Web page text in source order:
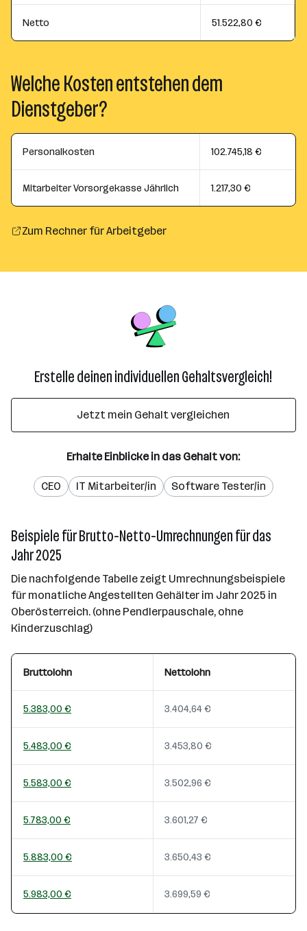
Netto 51.522,80 €
Welche Kosten entstehen dem
Dienstgeber?
Personalkosten 102.745,18 €
Mitarbeiter Vorsorgekasse Jährlich 1.217,30 €
Zum Rechner für Arbeitgeber
Erstelle deinen individuellen Gehaltsvergleich!
Jetzt mein Gehalt vergleichen
Erhalte Einblicke in das Gehalt von:
CEO IT Mitarbeiter/in Software Tester/in
Beispiele für Brutto-Netto-Umrechnungen für das
Jahr 2025
Die nachfolgende Tabelle zeigt Umrechnungsbeispiele
für monatliche Angestellten Gehälter im Jahr 2025 in
Oberösterreich. (ohne Pendlerpauschale, ohne
Kinderzuschlag)
Bruttolohn Nettolohn
5.383,00 € 3.404,64 €
5.483,00 € 3.453,80 €
5.583,00 € 3.502,96 €
5.783,00 € 3.601,27 €
5.883,00 € 3.650,43 €
5.983,00 € 3.699,59 €